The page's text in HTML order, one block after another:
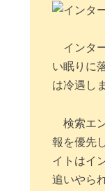
インタ
い眠りに
は冷遇し
検索エ
報を優先
イトはイ
追いやら